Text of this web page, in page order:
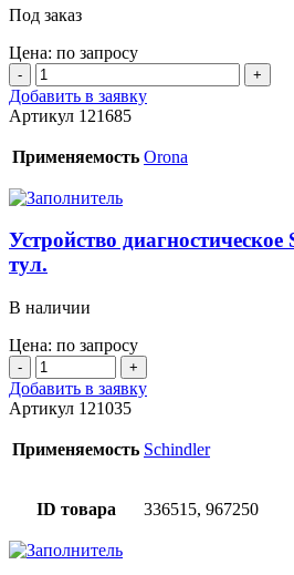
Сервис-
Без
ограничения
количества
подключений.
Под заказ
Цена: по запросу
Количество
товара
Устройство
диагностическое
лифта.
Arca
II.
Сервис-
тул.
Добавить в заявку
Артикул 121685
Применяемость Orona
Устройство
тул.
В наличии
Цена: по запросу
Количество
товара
Устройство
диагностическое
SSM
тул.
Добавить в заявку
Артикул 121035
Применяемость Schindler
ID товара 336515, 967250